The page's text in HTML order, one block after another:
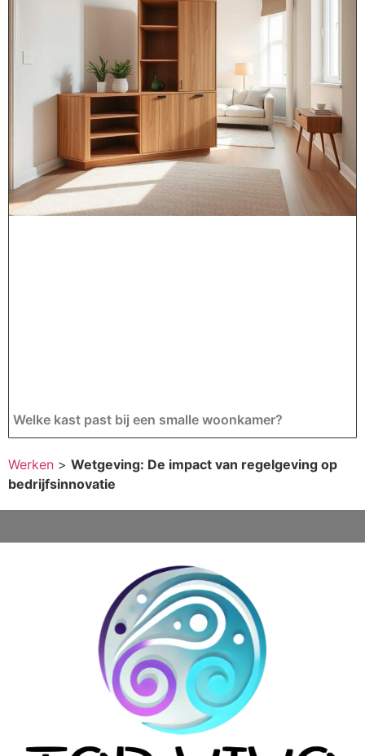
Welke kast past bij een smalle woonkamer?
Werken > Wetgeving: De impact van regelgeving op
bedrijfsinnovatie